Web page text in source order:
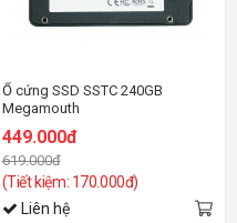
Ổ cứng SSD SSTC 240GB
Megamouth
449.000đ
619.000đ
(Tiết kiệm: 170.000đ)
Liên hệ